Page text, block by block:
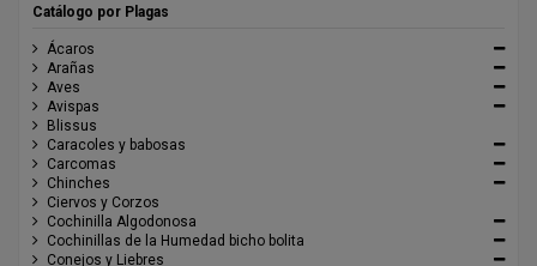
Catálogo por Plagas
Ácaros
Arañas
Aves
Avispas
Blissus
Caracoles y babosas
Carcomas
Chinches
Ciervos y Corzos
Cochinilla Algodonosa
Cochinillas de la Humedad bicho bolita
Conejos y Liebres